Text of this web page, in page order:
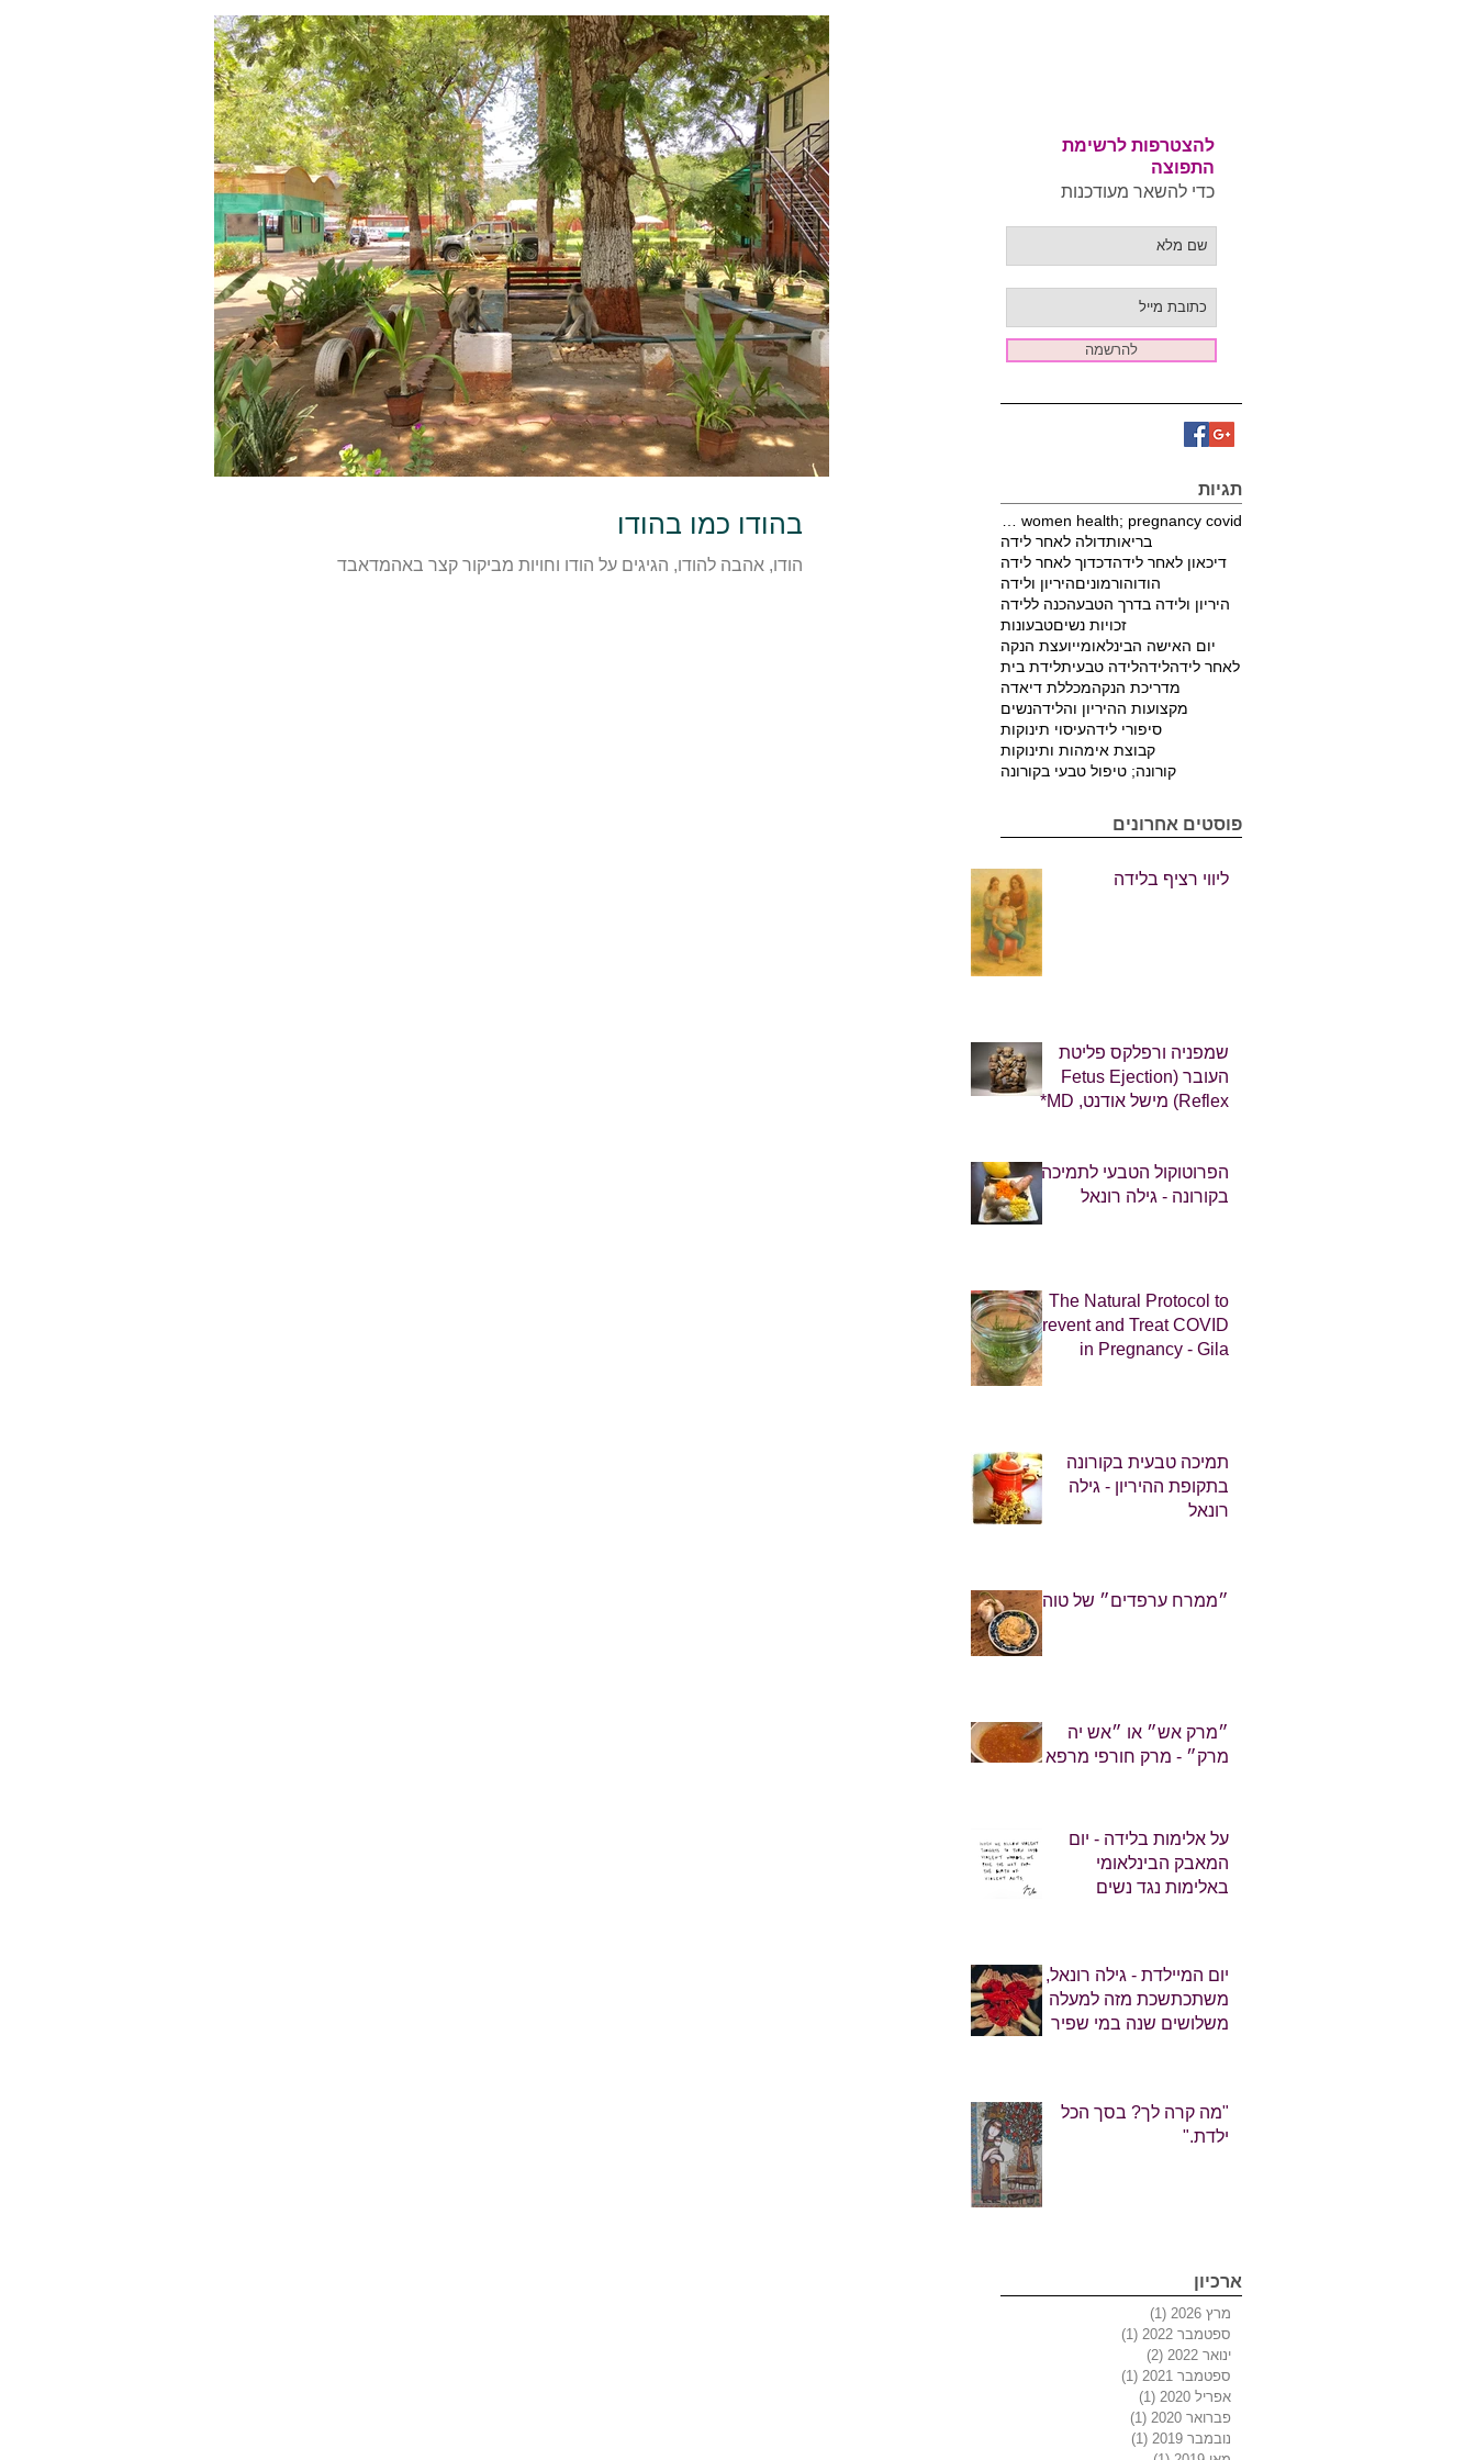
בהודו כמו בהודו
הודו, אהבה להודו, הגיגים על הודו וחויות מביקור קצר באהמדאבד
להצטרפות לרשימת
התפוצה
כדי להשאר מעודכנות
להרשמה
תגיות
בריאותדולה לאחר לידה
דיכאון לאחר לידהדכדוך לאחר לידה
הודוהורמוניםהיריון ולידה
היריון ולידה בדרך הטבעהכנה ללידה
זכויות נשיםטבעונות
יום האישה הבינלאומייועצת הנקה
לאחר לידהלידהלידה טבעיתלידת בית
מדריכת הנקהמכללת דיאדה
מקצועות ההיריון והלידהנשים
סיפורי לידהעיסוי תינוקות
קבוצת אימהות ותינוקות
קורונה; טיפול טבעי בקורונה
פוסטים אחרונים
ליווי רציף בלידה
שמפניה ורפלקס פליטת
העובר (Fetus Ejection
Reflex) מישל אודנט, MD*
הפרוטוקול הטבעי לתמיכה
בקורונה - גילה רונאל
The Natural Protocol to
Prevent and Treat COVID
in Pregnancy - Gila
תמיכה טבעית בקורונה
בתקופת ההיריון - גילה
רונאל
״ממרח ערפדים״ של טוהר
״מרק אש״ או ״אש יה
מרק״ - מרק חורפי מרפא
על אלימות בלידה - יום
המאבק הבינלאומי
באלימות נגד נשים
יום המיילדת - גילה רונאל,
משתכתשכת מזה למעלה
משלושים שנה במי שפיר
"מה קרה לך? בסך הכל
ילדת."
ארכיון
מרץ 2026 (1)
ספטמבר 2022
(1)
ינואר 2022
(2)
ספטמבר 2021
(1)
אפריל 2020
(1)
פברואר 2020
(1)
נובמבר 2019
(1)